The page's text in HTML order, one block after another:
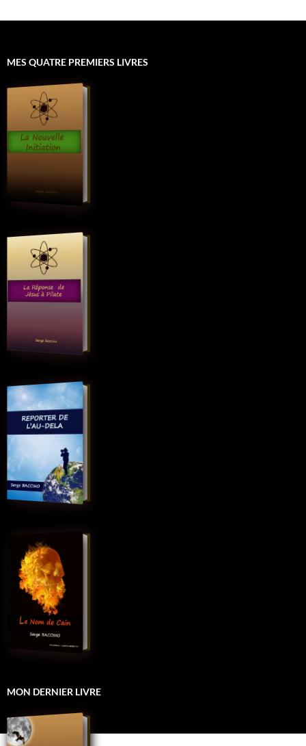
MES QUATRE PREMIERS LIVRES
MON DERNIER LIVRE